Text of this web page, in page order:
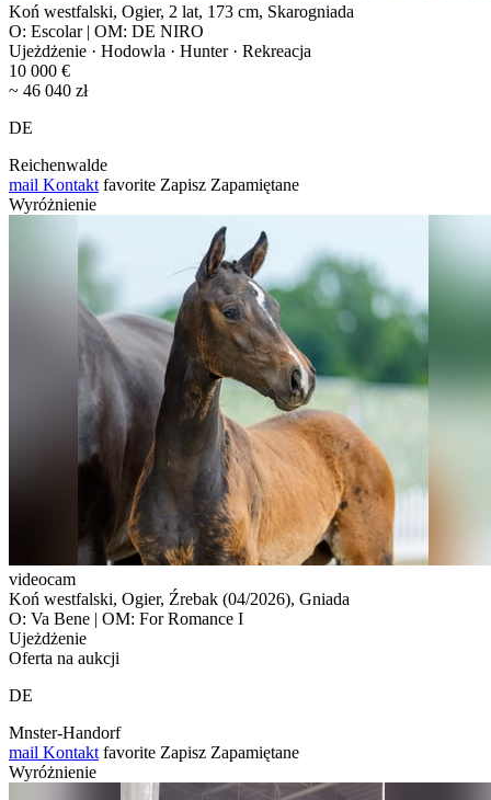
Koń westfalski, Ogier, 2 lat, 173 cm, Skarogniada
O: Escolar | OM: DE NIRO
Ujeżdżenie · Hodowla · Hunter · Rekreacja
10 000 €
~ 46 040 zł
DE
Reichenwalde
mail Kontakt favorite Zapisz Zapamiętane
Wyróżnienie
videocam
Koń westfalski, Ogier, Źrebak (04/2026), Gniada
O: Va Bene | OM: For Romance I
Ujeżdżenie
Oferta na aukcji
DE
Mnster-Handorf
mail Kontakt favorite Zapisz Zapamiętane
Wyróżnienie